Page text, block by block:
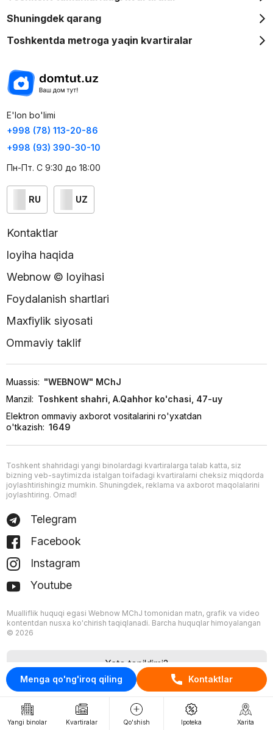
Menga qo'ng'iroq qiling Kontaktlar
Yangi binolar Kvartiralar Qo'shish Ipoteka Xarita
Shuningdek qarang
Toshkentda metroga yaqin kvartiralar
E'lon bo'limi
+998 (78) 113-20-86
+998 (93) 390-30-10
Пн-Пт. С 9:30 до 18:00
RU UZ
Kontaktlar
loyiha haqida
Webnow © loyihasi
Foydalanish shartlari
Maxfiylik siyosati
Ommaviy taklif
Muassis: "WEBNOW" MChJ
Manzil: Toshkent shahri, A.Qahhor ko'chasi, 47-uy
Elektron ommaviy axborot vositalarini ro'yxatdan
o'tkazish: 1649
Toshkent shahridagi yangi binolardagi kvartiralarga talab katta, siz
bizning veb-saytimizda istalgan toifadagi kvartiralarni cheksiz miqdorda
joylashtirishingiz mumkin. Shuningdek, reklama va axborot maqolalarini
joylashtiring. Omad!
Telegram
Facebook
Instagram
Youtube
Mualliflik huquqi egasi Webnow MChJ tomonidan matn, grafik va video
kontentdan nusxa ko'chirish taqiqlanadi. Barcha huquqlar himoyalangan
© 2026
Xato topildimi?